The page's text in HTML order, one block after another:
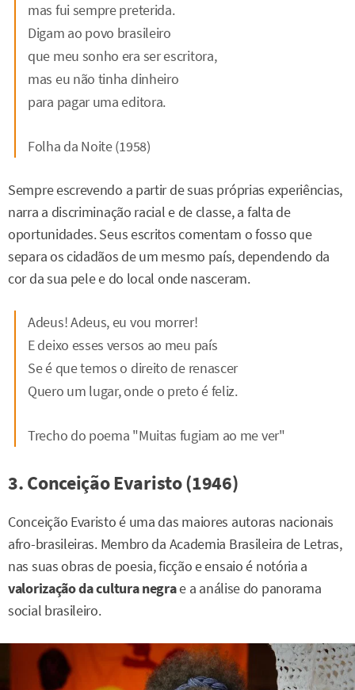
mas fui sempre preterida.
Digam ao povo brasileiro
que meu sonho era ser escritora,
mas eu não tinha dinheiro
para pagar uma editora.
Folha da Noite (1958)
Sempre escrevendo a partir de suas próprias experiências,
narra a discriminação racial e de classe, a falta de
oportunidades. Seus escritos comentam o fosso que
separa os cidadãos de um mesmo país, dependendo da
cor da sua pele e do local onde nasceram.
Adeus! Adeus, eu vou morrer!
E deixo esses versos ao meu país
Se é que temos o direito de renascer
Quero um lugar, onde o preto é feliz.
Trecho do poema "Muitas fugiam ao me ver"
3. Conceição Evaristo (1946)
Conceição Evaristo é uma das maiores autoras nacionais
afro-brasileiras. Membro da Academia Brasileira de Letras,
nas suas obras de poesia, ficção e ensaio é notória a
valorização da cultura negrae a análise do panorama
social brasileiro.